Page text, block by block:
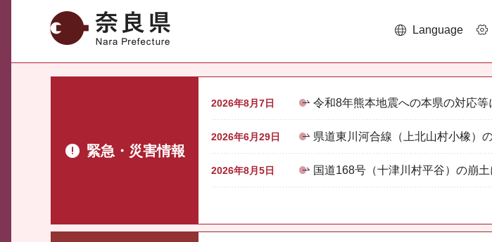
奈良県 Language
緊急・災害情報
2026年8月7日 令和8年熊本地震への本県の対応等
2026年6月29日 県道東川河合線（上北山村小橡）
2026年8月5日 国道168号（十津川村平谷）の崩